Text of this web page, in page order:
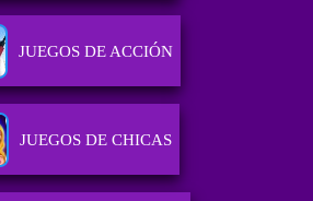
JUEGOS DE ACCIÓN
JUEGOS DE CHICAS